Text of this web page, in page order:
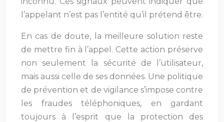
l’appelant n’est pas l’entité qu’il prétend être.
En cas de doute, la meilleure solution reste
de mettre fin à l’appel. Cette action préserve
non seulement la sécurité de l’utilisateur,
mais aussi celle de ses données. Une politique
de prévention et de vigilance s’impose contre
les fraudes téléphoniques, en gardant
toujours à l’esprit que la protection des